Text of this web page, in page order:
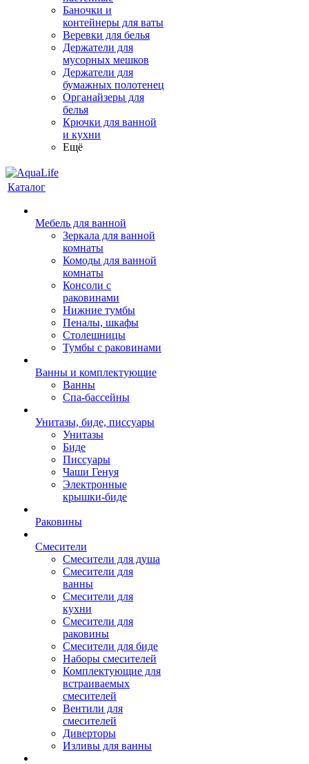
Баночки и
контейнеры для ваты
Веревки для белья
Держатели для
мусорных мешков
Держатели для
бумажных полотенец
Органайзеры для
белья
Крючки для ванной
и кухни
Ещё
Каталог
Мебель для ванной
Зеркала для ванной
комнаты
Комоды для ванной
комнаты
Консоли с
раковинами
Нижние тумбы
Пеналы, шкафы
Столешницы
Тумбы с раковинами
Ванны и комплектующие
Ванны
Спа-бассейны
Унитазы, биде, писсуары
Унитазы
Биде
Писсуары
Чаши Генуя
Электронные
крышки-биде
Раковины
Смесители
Смесители для душа
Смесители для
ванны
Смесители для
кухни
Смесители для
раковины
Смесители для биде
Наборы смесителей
Комплектующие для
встраиваемых
смесителей
Вентили для
смесителей
Диверторы
Изливы для ванны